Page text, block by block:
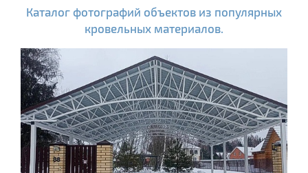
Каталог фотографий объектов из популярных
кровельных материалов.